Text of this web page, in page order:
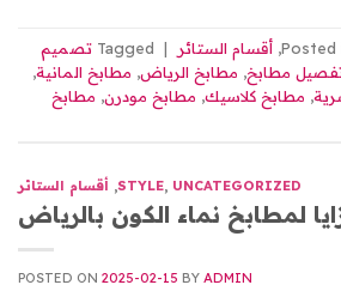
Posted
, أقسام الستائر |
Tagged تصميم
مطابخ, مطابخ الرياض, مطابخ المانية,
, مطابخ كلاسيك, مطابخ مودرن, مطابخ
STYLE, UNCATEGORIZED
, أقسام الستائر
POSTED ON 2025-02-15 BY ADMIN